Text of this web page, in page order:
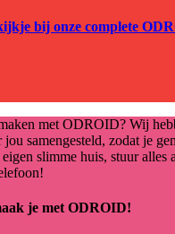
bij onze complete
met ODROID? Wij
samengesteld, zodat je
slimme huis, stuur alles
je met ODROID!